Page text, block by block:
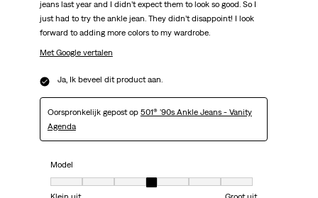
jeans last year and I didn’t expect them to look so good. So I
just had to try the ankle jean. They didn’t disappoint! I look
forward to adding more colors to my wardrobe.
Met Google vertalen
Ja, Ik beveel dit product aan.
Oorspronkelijk gepost op 501® '90s Ankle Jeans - Vanity
Agenda
Model